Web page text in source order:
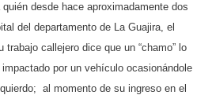
desde hace aproximadamente dos
del departamento de La Guajira, el
trabajo callejero dice que un “chamo” lo
por un vehículo ocasionándole
al momento de su ingreso en el